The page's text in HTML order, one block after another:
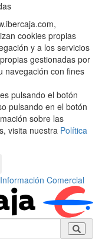
cookies propias
y a los servicios
gestionadas por
navegación con fines
pulsando el botón
pulsando en el botón
sobre las
visita nuestra Política
Información Comercial